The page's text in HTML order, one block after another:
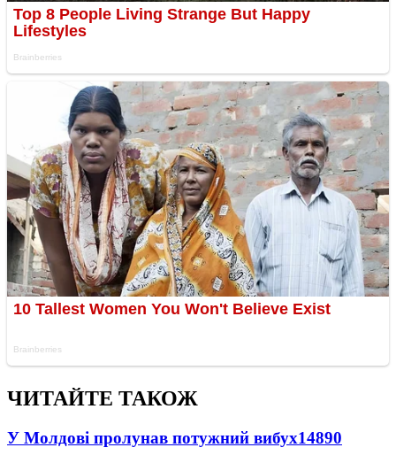
ЧИТАЙТЕ ТАКОЖ
У Молдові пролунав потужний вибух14890